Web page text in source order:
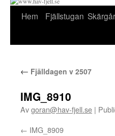
Hem Fjällstugan
← Fjälldagen v 2507
IMG_8910
Avgoran@hav-fjell.se |
IMG_8909